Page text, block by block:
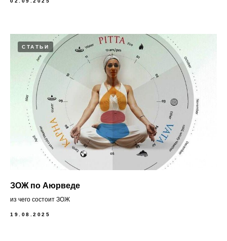
СТАТЬИ
ЗОЖ по Аюрведе
из чего состоит ЗОЖ
19.08.2025